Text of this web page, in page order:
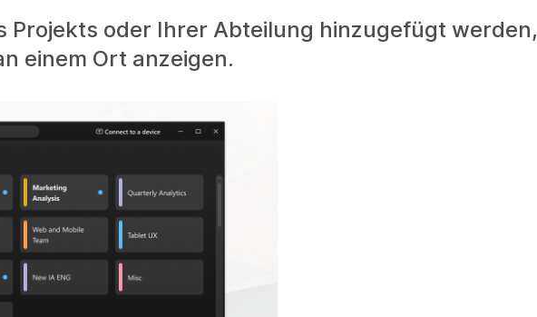
Projekts oder Ihrer Abteilung hinzugefügt werden,
einem Ort anzeigen.